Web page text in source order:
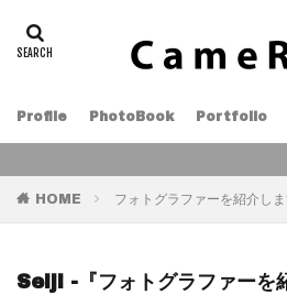
Profile PhotoBook Portfolio
HOME フォトグラファーを紹介しま
Seiji -『フォトグラファーを